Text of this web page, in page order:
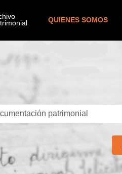
QUIENES SOMOS